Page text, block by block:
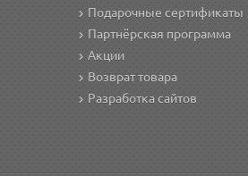
Подарочные сертификаты
Партнёрская программа
Акции
Возврат товара
Разработка сайтов